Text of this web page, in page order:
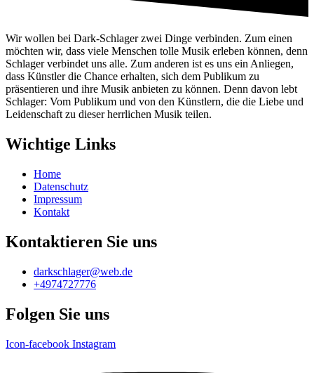
Wir wollen bei Dark-Schlager zwei Dinge verbinden. Zum einen
möchten wir, dass viele Menschen tolle Musik erleben können, denn
Schlager verbindet uns alle. Zum anderen ist es uns ein Anliegen,
dass Künstler die Chance erhalten, sich dem Publikum zu
präsentieren und ihre Musik anbieten zu können. Denn davon lebt
Schlager: Vom Publikum und von den Künstlern, die die Liebe und
Leidenschaft zu dieser herrlichen Musik teilen.
Wichtige Links
Home
Datenschutz
Impressum
Kontakt
Kontaktieren Sie uns
darkschlager@web.de
+4974727776
Folgen Sie uns
Icon-facebook Instagram